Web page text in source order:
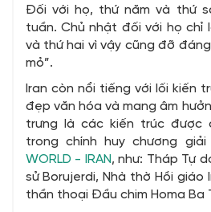
Đối với họ, thứ năm và thứ
tuần. Chủ nhật đối với họ chỉ
và thứ hai vì vậy cũng đỡ
mỏ”.
Iran còn nổi tiếng với lối kiến
đẹp văn hóa và mang âm
trưng là các kiến trúc được
trong chính huy chương giải
WORLD - IRAN, như: Tháp Tự
sử Borujerdi, Nhà thờ Hồi giáo
thần thoại Đầu chim Homa Ba